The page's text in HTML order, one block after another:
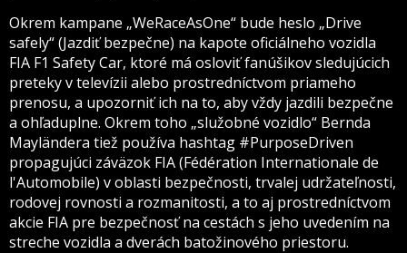
Okrem kampane „WeRaceAsOne“ bude heslo „Drive
safely“ (Jazdiť bezpečne) na kapote oficiálneho vozidla
FIA F1 Safety Car, ktoré má osloviť fanúšikov sledujúcich
preteky v televízii alebo prostredníctvom priameho
prenosu, a upozorniť ich na to, aby vždy jazdili bezpečne
a ohľaduplne. Okrem toho „služobné vozidlo“ Bernda
Mayländera tiež používa hashtag #PurposeDriven
propagujúci záväzok FIA (Fédération Internationale de
l'Automobile) v oblasti bezpečnosti, trvalej udržateľnosti,
rodovej rovnosti a rozmanitosti, a to aj prostredníctvom
akcie FIA pre bezpečnosť na cestách s jeho uvedením na
streche vozidla a dverách batožinového priestoru.